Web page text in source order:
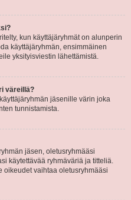
kun käyttäjäryhmät on alunperin
käyttäjäryhmän, ensimmäinen
yksityisviestin lähettämistä.
väreillä?
jäsenille värin joka
tunnistamista.
jäsen, oletusryhmääsi
käytettävää ryhmäväriä ja titteliä.
oikeudet vaihtaa oletusryhmääsi